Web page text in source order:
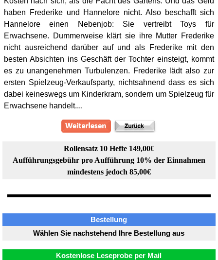
haben Frederike und Hannelore nicht. Also beschafft sich
Hannelore einen Nebenjob: Sie vertreibt Toys für
Erwachsene. Dummerweise klärt sie ihre Mutter Frederike
nicht ausreichend darüber auf und als Frederike mit den
besten Absichten ins Geschäft der Tochter einsteigt, kommt
es zu unangenehmen Turbulenzen. Frederike lädt also zur
ersten Spielzeug-Verkaufsparty, nichtsahnend dass es sich
dabei keineswegs um Kinderkram, sondern um Spielzeug für
Erwachsene handelt....
Rollensatz 10 Hefte 149,00€
Aufführungsgebühr pro Aufführung 10% der Einnahmen
mindestens jedoch 85,00€
Bestellung
Wählen Sie nachstehend Ihre Bestellung aus
Kostenlose Leseprobe per Mail